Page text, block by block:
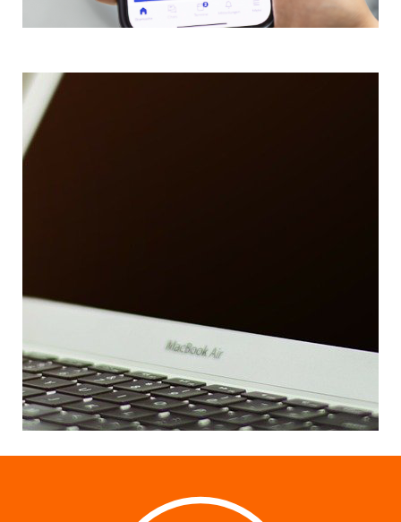
Mit unserer App zum
Messeerfolg